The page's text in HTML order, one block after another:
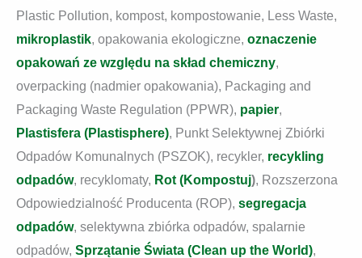
Plastic Pollution, kompost, kompostowanie, Less Waste,
mikroplastik, opakowania ekologiczne, oznaczenie
opakowań ze względu na skład chemiczny,
overpacking (nadmier opakowania), Packaging and
Packaging Waste Regulation (PPWR), papier,
Plastisfera (Plastisphere), Punkt Selektywnej Zbiórki
Odpadów Komunalnych (PSZOK), recykler, recykling
odpadów, recyklomaty, Rot (Kompostuj), Rozszerzona
Odpowiedzialność Producenta (ROP), segregacja
odpadów, selektywna zbiórka odpadów, spalarnie
odpadów, Sprzątanie Świata (Clean up the World),